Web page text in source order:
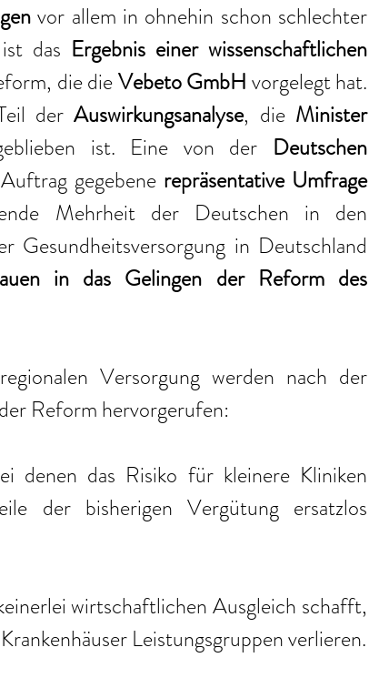
vor allem in ohnehin schon schlechter
das Ergebnis einer wissenschaftlichen
die die Vebeto GmbH vorgelegt hat.
der Auswirkungsanalyse, die Minister
ist. Eine von der Deutschen
gegebene repräsentative Umfrage
Mehrheit der Deutschen in den
Gesundheitsversorgung in Deutschland
in das Gelingen der Reform des
Reform hervorgerufen:
denen das Risiko für kleinere Kliniken
der bisherigen Vergütung ersatzlos
wirtschaftlichen Ausgleich schafft,
Leistungsgruppen verlieren.